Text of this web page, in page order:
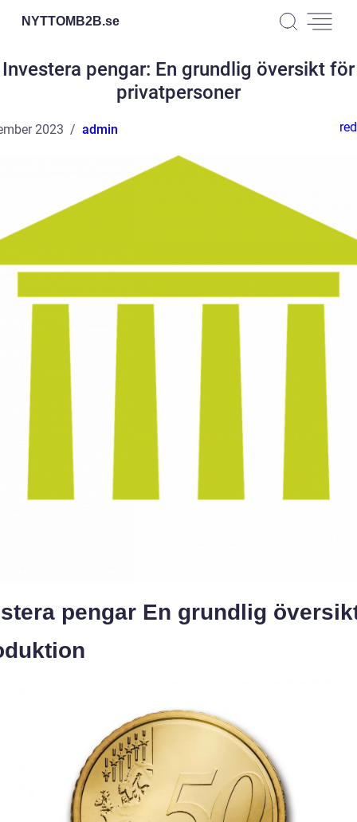
NYTTOMB2B.se
Investera pengar: En grundlig översikt för
privatpersoner
2023 admin
pengar En grundlig